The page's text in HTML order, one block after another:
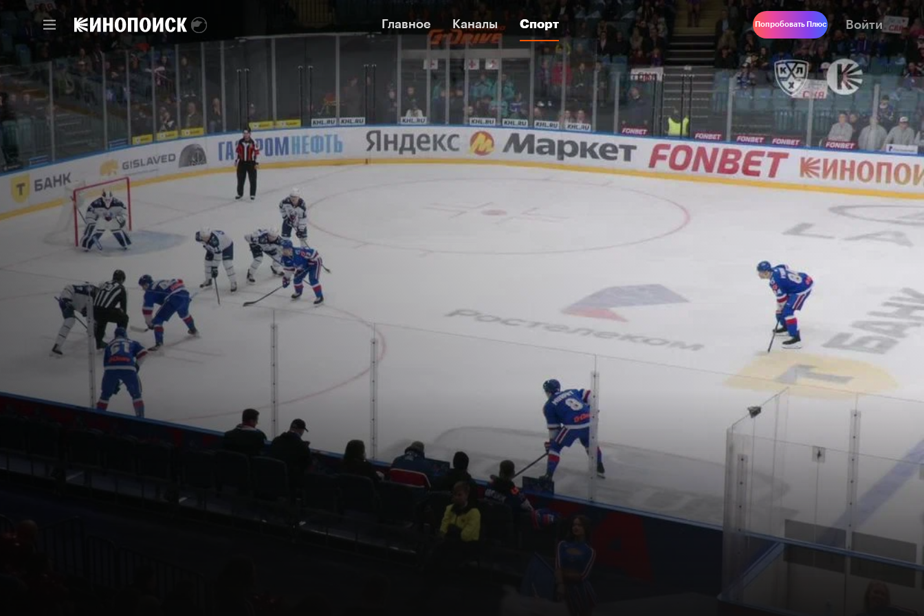
Главное Каналы Спорт
Главное Каналы Спорт Попробовать Плюс Войти